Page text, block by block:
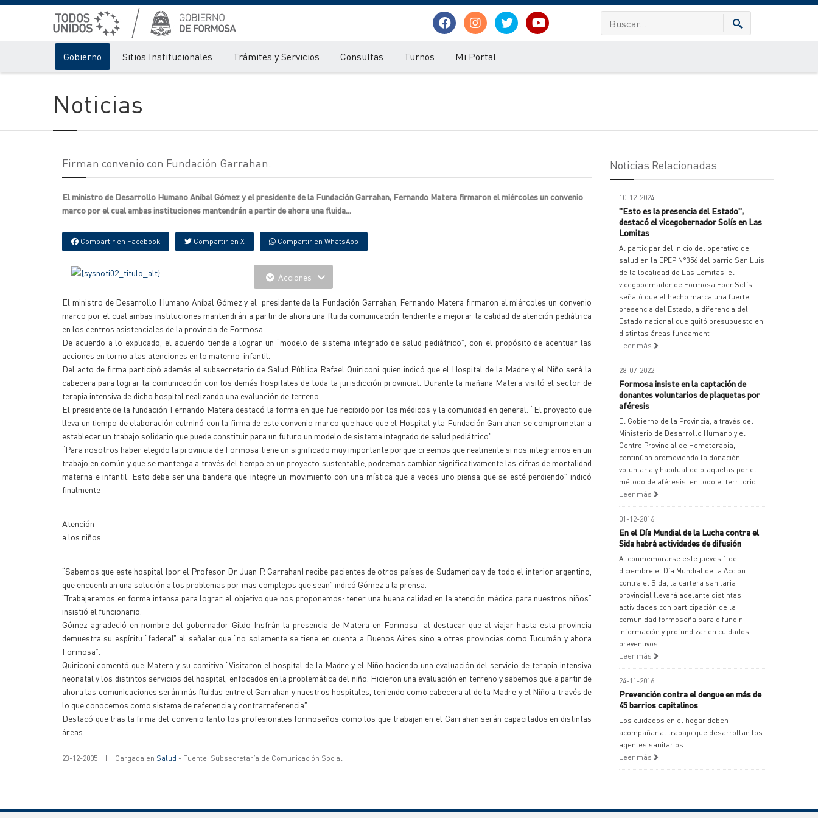
Gobierno Sitios Institucionales Trámites y Servicios Consultas Turnos Mi Portal
Noticias
Firman convenio con Fundación Garrahan.
El ministro de Desarrollo Humano Aníbal Gómez y el presidente de la Fundación Garrahan, Fernando Matera firmaron el miércoles un convenio
marco por el cual ambas instituciones mantendrán a partir de ahora una fluida...
Compartir en Facebook Compartir en X Compartir en WhatsApp
Acciones
El ministro de Desarrollo Humano Aníbal Gómez y el presidente de la Fundación Garrahan, Fernando Matera firmaron el miércoles un convenio
marco por el cual ambas instituciones mantendrán a partir de ahora una fluida comunicación tendiente a mejorar la calidad de atención pediátrica
en los centros asistenciales de la provincia de Formosa.
De acuerdo a lo explicado, el acuerdo tiende a lograr un “modelo de sistema integrado de salud pediátrico”, con el propósito de acentuar las
acciones en torno a las atenciones en lo materno-infantil.
Del acto de firma participó además el subsecretario de Salud Pública Rafael Quiriconi quien indicó que el Hospital de la Madre y el Niño será la
cabecera para lograr la comunicación con los demás hospitales de toda la jurisdicción provincial. Durante la mañana Matera visitó el sector de
terapia intensiva de dicho hospital realizando una evaluación de terreno.
El presidente de la fundación Fernando Matera destacó la forma en que fue recibido por los médicos y la comunidad en general. “El proyecto que
lleva un tiempo de elaboración culminó con la firma de este convenio marco que hace que el Hospital y la Fundación Garrahan se comprometan a
establecer un trabajo solidario que puede constituir para un futuro un modelo de sistema integrado de salud pediátrico”.
“Para nosotros haber elegido la provincia de Formosa tiene un significado muy importante porque creemos que realmente si nos integramos en un
trabajo en común y que se mantenga a través del tiempo en un proyecto sustentable, podremos cambiar significativamente las cifras de mortalidad
materna e infantil. Esto debe ser una bandera que integre un movimiento con una mística que a veces uno piensa que se esté perdiendo” indicó
finalmente
Atención
a los niños
“Sabemos que este hospital (por el Profesor Dr. Juan P. Garrahan) recibe pacientes de otros países de Sudamerica y de todo el interior argentino,
que encuentran una solución a los problemas por mas complejos que sean” indicó Gómez a la prensa.
“Trabajaremos en forma intensa para lograr el objetivo que nos proponemos: tener una buena calidad en la atención médica para nuestros niños”
insistió el funcionario.
Gómez agradeció en nombre del gobernador Gildo Insfrán la presencia de Matera en Formosa al destacar que al viajar hasta esta provincia
demuestra su espíritu “federal” al señalar que “no solamente se tiene en cuenta a Buenos Aires sino a otras provincias como Tucumán y ahora
Formosa”.
Quiriconi comentó que Matera y su comitiva “Visitaron el hospital de la Madre y el Niño haciendo una evaluación del servicio de terapia intensiva
neonatal y los distintos servicios del hospital, enfocados en la problemática del niño. Hicieron una evaluación en terreno y sabemos que a partir de
ahora las comunicaciones serán más fluidas entre el Garrahan y nuestros hospitales, teniendo como cabecera al de la Madre y el Niño a través de
lo que conocemos como sistema de referencia y contrarreferencia”.
Destacó que tras la firma del convenio tanto los profesionales formoseños como los que trabajan en el Garrahan serán capacitados en distintas
áreas.
23-12-2005 | Cargada en Salud - Fuente: Subsecretaría de Comunicación Social
Noticias Relacionadas
10-12-2024
"Esto es la presencia del Estado",
destacó el vicegobernador Solís en Las
Lomitas
Al participar del inicio del operativo de
salud en la EPEP N°356 del barrio San Luis
de la localidad de Las Lomitas, el
vicegobernador de Formosa,Eber Solís,
señaló que el hecho marca una fuerte
presencia del Estado, a diferencia del
Estado nacional que quitó presupuesto en
distintas áreas fundament
Leer más
28-07-2022
Formosa insiste en la captación de
donantes voluntarios de plaquetas por
aféresis
El Gobierno de la Provincia, a través del
Ministerio de Desarrollo Humano y el
Centro Provincial de Hemoterapia,
continúan promoviendo la donación
voluntaria y habitual de plaquetas por el
método de aféresis, en todo el territorio.
Leer más
01-12-2016
En el Día Mundial de la Lucha contra el
Sida habrá actividades de difusión
Al conmemorarse este jueves 1 de
diciembre el Día Mundial de la Acción
contra el Sida, la cartera sanitaria
provincial llevará adelante distintas
actividades con participación de la
comunidad formoseña para difundir
información y profundizar en cuidados
preventivos.
Leer más
24-11-2016
Prevención contra el dengue en más de
45 barrios capitalinos
Los cuidados en el hogar deben
acompañar al trabajo que desarrollan los
agentes sanitarios
Leer más